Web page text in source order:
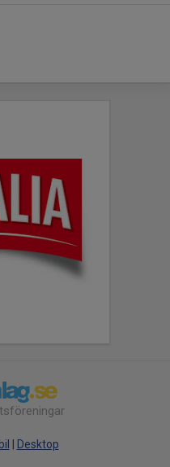
Desktop